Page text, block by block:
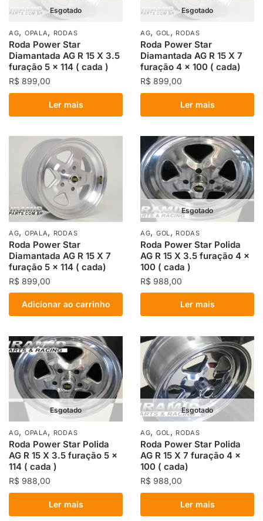
Esgotado
AG, OPALA, RODAS
Roda Power Star
Diamantada AG R 15 X 3.5
furação 5 x 114 ( cada )
R$ 899,00
Ler mais
Esgotado
AG, GOL, RODAS
Roda Power Star
Diamantada AG R 15 X 7
furação 4 x 100 ( cada)
R$ 899,00
Ler mais
AG, OPALA, RODAS
Roda Power Star
Diamantada AG R 15 X 7
furação 5 x 114 ( cada)
R$ 899,00
Adicionar ao carrinho
Esgotado
AG, GOL , RODAS
Roda Power Star Polida
AG R 15 X 3.5 furação 4 x
100 ( cada )
R$ 988,00
Ler mais
Esgotado
AG, OPALA, RODAS
Roda Power Star Polida
AG R 15 X 3.5 furação 5 x
114 ( cada )
R$ 988,00
Ler mais
Esgotado
AG, GOL, RODAS
Roda Power Star Polida
AG R 15 X 7 furação 4 x
100 ( cada)
R$ 988,00
Ler mais